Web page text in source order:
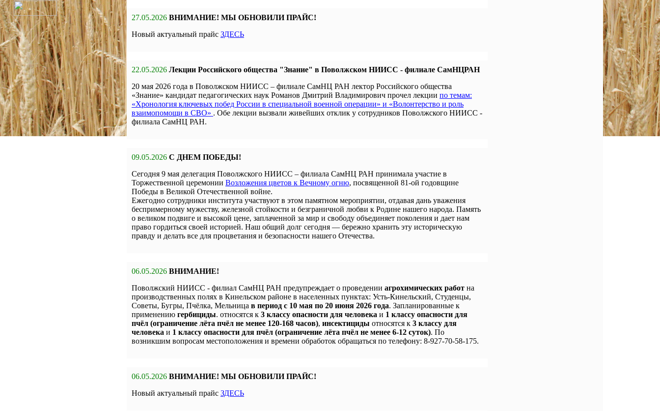
27.05.2026 ВНИМАНИЕ! МЫ ОБНОВИЛИ ПРАЙС!
Новый актуальный прайс ЗДЕСЬ
22.05.2026 Лекции Российского общества "Знание" в Поволжском НИИСС - филиале СамНЦРАН
20 мая 2026 года в Поволжском НИИСС – филиале СамНЦ РАН лектор Российского общества
«Знание» кандидат педагогических наук Романов Дмитрий Владимирович прочел лекции по темам:
«Хронология ключевых побед России в специальной военной операции» и «Волонтерство и роль
взаимопомощи в СВО» . Обе лекции вызвали живейших отклик у сотрудников Поволжского НИИСС -
филиала СамНЦ РАН.
09.05.2026 С ДНЕМ ПОБЕДЫ!
Сегодня 9 мая делегация Поволжского НИИСС – филиала СамНЦ РАН принимала участие в
Торжественной церемонии Возложения цветов к Вечному огню, посвященной 81-ой годовщине
Победы в Великой Отечественной войне.
Ежегодно сотрудники института участвуют в этом памятном мероприятии, отдавая дань уважения
беспримерному мужеству, железной стойкости и безграничной любви к Родине нашего народа. Память
о великом подвиге и высокой цене, заплаченной за мир и свободу объединяет поколения и дает нам
право гордиться своей историей. Наш общий долг сегодня — бережно хранить эту историческую
правду и делать все для процветания и безопасности нашего Отечества.
06.05.2026 ВНИМАНИЕ!
Поволжский НИИСС - филиал СамНЦ РАН предупреждает о проведении агрохимических работ на
производственных полях в Кинельском районе в населенных пунктах: Усть-Кинельский, Студенцы,
Советы, Бугры, Пчёлка, Мельница в период с 10 мая по 20 июня 2026 года. Запланированные к
применению гербициды. относятся к 3 классу опасности для человека и 1 классу опасности для
пчёл (ограничение лёта пчёл не менее 120-168 часов), инсектициды относятся к 3 классу для
человека и 1 классу опасности для пчёл (ограничение лёта пчёл не менее 6-12 суток). По
возникшим вопросам местоположения и времени обработок обращаться по телефону: 8-927-70-58-175.
06.05.2026 ВНИМАНИЕ! МЫ ОБНОВИЛИ ПРАЙС!
Новый актуальный прайс ЗДЕСЬ